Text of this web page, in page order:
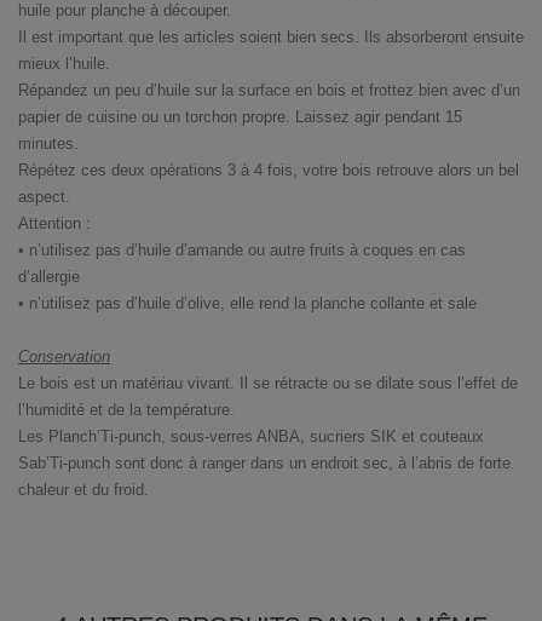
huile pour planche à découper.
Il est important que les articles soient bien secs. Ils absorberont ensuite
mieux l’huile.
Répandez un peu d’huile sur la surface en bois et frottez bien avec d’un
papier de cuisine ou un torchon propre. Laissez agir pendant 15
minutes.
Répétez ces deux opérations 3 à 4 fois, votre bois retrouve alors un bel
aspect.
Attention :
• n’utilisez pas d’huile d’amande ou autre fruits à coques en cas
d’allergie
• n’utilisez pas d’huile d’olive, elle rend la planche collante et sale
Conservation
Le bois est un matériau vivant. Il se rétracte ou se dilate sous l’effet de
l’humidité et de la température.
Les Planch’Ti-punch, sous-verres ANBA, sucriers SIK et couteaux
Sab’Ti-punch sont donc à ranger dans un endroit sec, à l’abris de forte
chaleur et du froid.